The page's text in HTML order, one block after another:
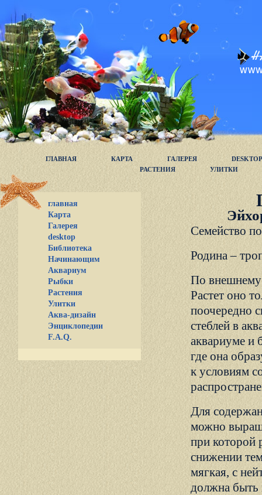
ГЛАВНАЯ КАРТА ГАЛЕРЕЯ
DESKTOP
РАСТЕНИЯ
УЛИТКИ
главная
Карта
Галерея
desktop
Библиотека
Начинающим
Аквариум
Рыбки
Растения
Улитки
Аква-дизайн
Энциклопедии
F.A.Q.
Семейство
Родина –
По внешнему
Растет оно
поочередно
стеблей в
аквариуме и
где она
к условиям
Для
можно
при которой
снижении
мягкая, с
должна быть